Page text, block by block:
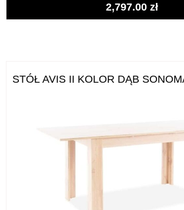
2,797.00 zł
STÓŁ AVIS II KOLOR DĄB